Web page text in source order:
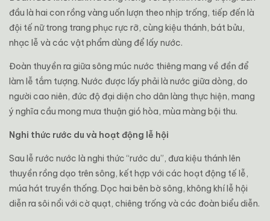
đầu là hai con rồng vàng uốn lượn theo nhịp trống, tiếp đến là
đội tế nữ trong trang phục rực rỡ, cùng kiệu thánh, bát bửu,
nhạc lễ và các vật phẩm dùng để lấy nước.
Đoàn thuyền ra giữa sông múc nước thiêng mang về đền để
làm lễ tắm tượng. Nước được lấy phải là nước giữa dòng, do
người cao niên, đức độ đại diện cho dân làng thực hiện, mang
ý nghĩa cầu mong mưa thuận gió hòa, mùa màng bội thu.
Nghi thức rước du và hoạt động lễ hội
Sau lễ rước nước là nghi thức “rước du”, đưa kiệu thánh lên
thuyền rồng dạo trên sông, kết hợp với các hoạt động tế lễ,
múa hát truyền thống. Dọc hai bên bờ sông, không khí lễ hội
diễn ra sôi nổi với cờ quạt, chiêng trống và các đoàn biểu diễn.